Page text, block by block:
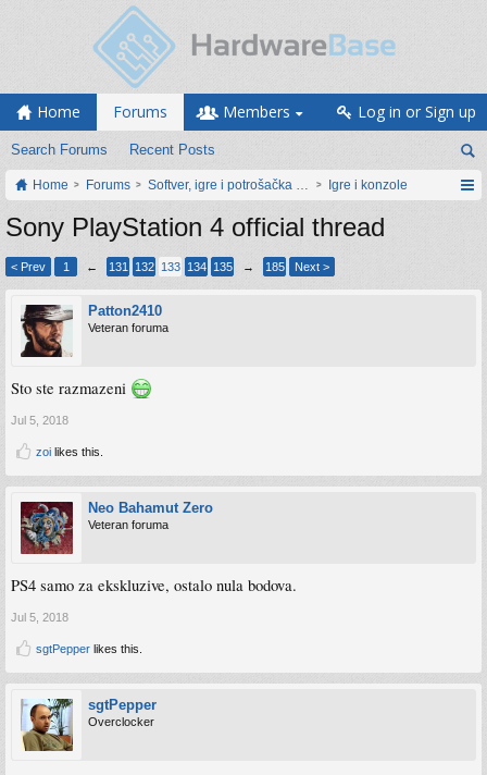
Home Forums
Search Forums Recent Posts
Members Log in or Sign up
Home Forums Softver, igre i potrošačka elektronikaIgre i konzole
Sony PlayStation 4 official thread
< Prev 1 ← 131 132 133 134 135 → 185 Next >
Patton2410
Veteran foruma
Sto ste razmazeni
Jul 5, 2018
zoi likes this.
Neo Bahamut Zero
Veteran foruma
PS4 samo za ekskluzive, ostalo nula bodova.
Jul 5, 2018
sgtPepper likes this.
sgtPepper
Overclocker